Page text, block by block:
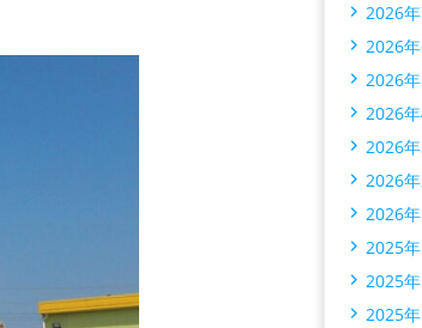
2026
2026
2026
2026
2026
2026
2026
2025
2025
2025